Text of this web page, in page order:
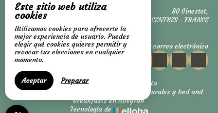
Este sitio web utiliza
cookies
Utilizamos cookies para ofrecerte la
mejor experiencia de usuario. Puedes
elegir qué cookies quieres permitir y
revocar tus elecciones en cualquier
momento.
Aceptar Preparar
80 Ginestet,
12120 CENTRES - FRANCE
+33 6 58 69 83 56
+33 6 59 73 86 33
Ponerse en contacto por correo electrónico
Condiciones generales de venta
© 2026 Alojamientos de temporada: casas rurales y bed and
breakfasts en Aveyron
Tecnología de